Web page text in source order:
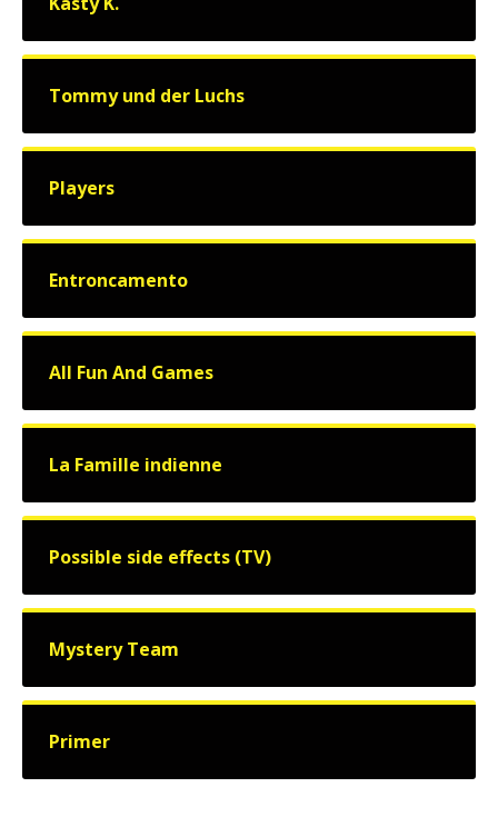
Tommy und der Luchs
Players
Entroncamento
All Fun And Games
La Famille indienne
Possible side effects (TV)
Mystery Team
Primer